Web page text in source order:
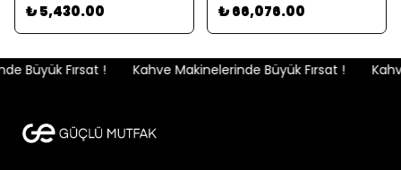
₺ 5,430.00 ₺ 66,076.00
Büyük Fırsat ! Kahve Makinelerinde Büyük Fırsat !